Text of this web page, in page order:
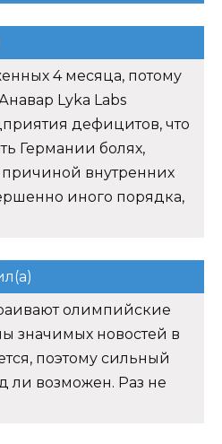
4 месяца, потому
Lyka Labs
дефицитов, что
Германии болях,
причиной внутренних
иного порядка,
олимпийские
значимых новостей в
поэтому сильный
ли возможен. Раз не